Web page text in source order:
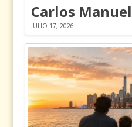
JULIO 17, 2026